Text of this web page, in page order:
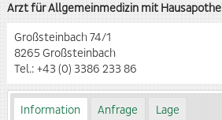
Arzt für Allgemeinmedizin mit
Großsteinbach 74/1
8265 Großsteinbach
Tel.: +43 (0) 3386 233 86
Information Anfrage Lage